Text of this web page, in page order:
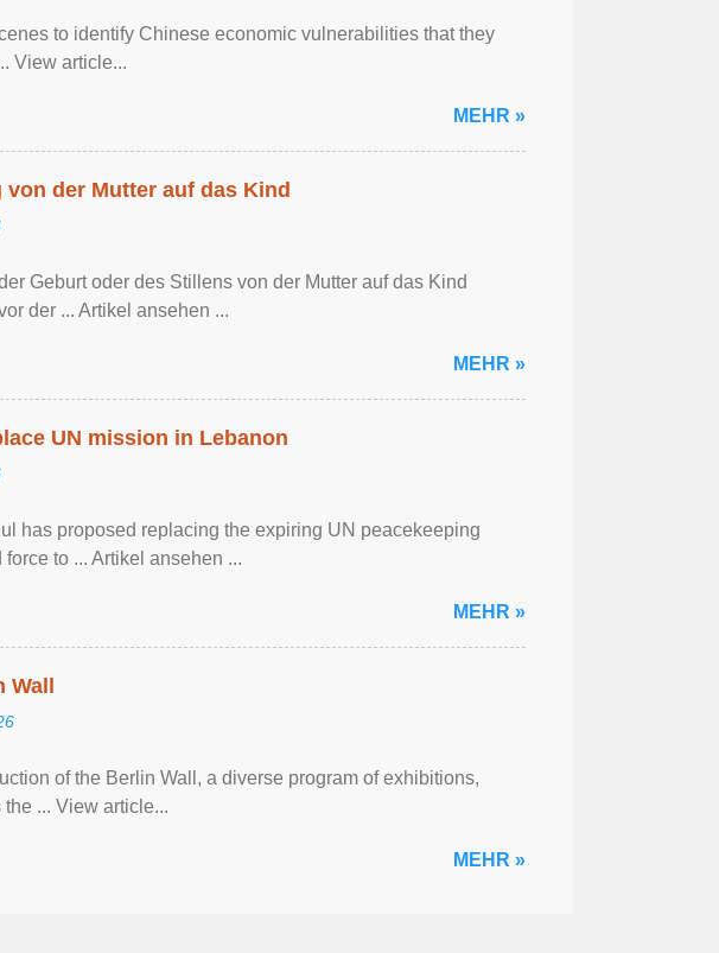
to identify Chinese economic vulnerabilities that they
View article...
MEHR »
der Mutter auf das Kind
Geburt oder des Stillens von der Mutter auf das Kind
der ... Artikel ansehen ...
MEHR »
UN mission in Lebanon
has proposed replacing the expiring UN peacekeeping
‌to ... Artikel ansehen ...
MEHR »
Wall
of the Berlin Wall, a diverse program of exhibitions,
... View article...
MEHR »